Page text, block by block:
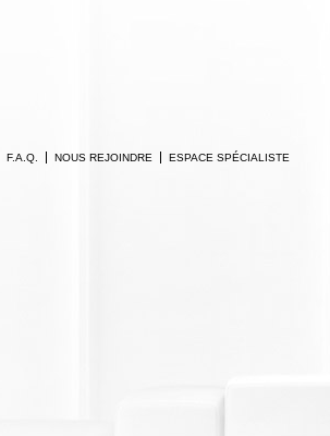
F.A.Q. NOUS REJOINDRE
ESPACE SPÉCIALISTE